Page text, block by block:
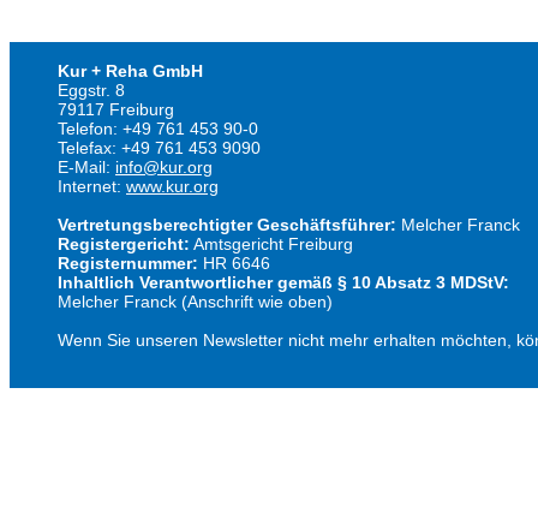
Kur + Reha GmbH
Eggstr. 8
79117 Freiburg
Telefon: +49 761 453 90-0
Telefax: +49 761 453 9090
E-Mail: info@kur.org
Internet: www.kur.org
Vertretungsberechtigter Geschäftsführer: Melcher Franck
Registergericht: Amtsgericht Freiburg
Registernummer: HR 6646
Inhaltlich Verantwortlicher gemäß § 10 Absatz 3 MDStV:
Melcher Franck (Anschrift wie oben)
Wenn Sie unseren Newsletter nicht mehr erhalten möchten,